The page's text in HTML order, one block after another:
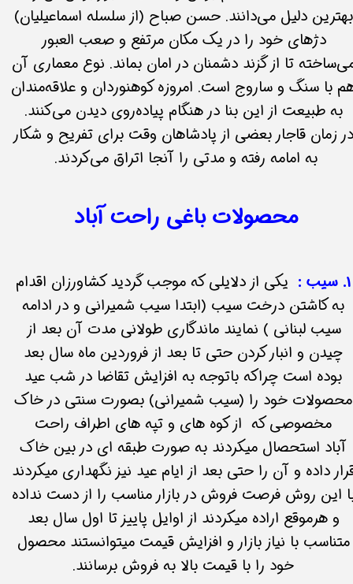
بهترین دلیل می‌دانند. حسن صباح (از سلسله اسماعیلیان)
دژهای خود را در یک مکان مرتفع و صعب العبور
تا از گزند دشمنان در امان بماند. نوع معماری آن
با سنگ و ساروج است. امروزه کوهنوردان و علاقه‌مندان
به طبیعت از این بنا در هنگام پیاده‌روی دیدن می‌کنند.
زمان قاجار بعضی از پادشاهان وقت برای تفریح و شکار
به امامه رفته و مدتی را آنجا اتراق می‌کردند.
محصولات باغی راحت آباد
1. سیب :
یکی از دلایلی که موجب گردید کشاورزان اقدام
به کاشتن درخت سیب (ابتدا سیب شمیرانی و در ادامه
سیب لبنانی ) نمایند ماندگاری طولانی مدت آن بعد از
چیدن و انبار کردن حتی تا بعد از فروردین ماه سال بعد
بوده است چراکه باتوجه به افزایش تقاضا در شب عید
محصولات خود را (سیب شمیرانی) بصورت سنتی در خاک
مخصوصی که از کوه های و تپه های اطراف راحت
آباد استحصال میکردند به صورت طبقه ای در بین خاک
داده و آن را حتی بعد از ایام عید نیز نگهداری میکردند
این روش فرصت فروش در بازار مناسب را از دست نداده
و هرموقع اراده میکردند از اوایل پاییز تا اول سال بعد
متناسب با نیاز بازار و افزایش قیمت میتوانستند محصول
خود را با قیمت بالا به فروش برسانند.